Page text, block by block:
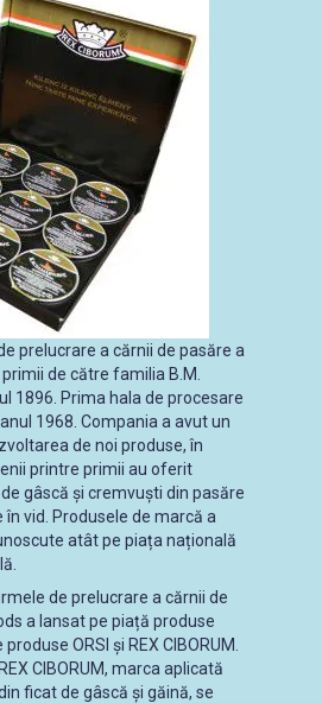
prelucrare a cărnii de pasăre a
de către familia B.M.
1896. Prima hala de procesare
1968. Compania a avut un
de noi produse, în
printre primii au oferit
gâscă și cremvuști din pasăre
vid. Produsele de marcă a
atât pe piața națională
de prelucrare a cărnii de
a lansat pe piață produse
ORSI și REX CIBORUM.
CIBORUM, marca aplicată
ficat de gâscă și găină, se